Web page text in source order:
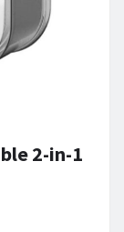
2-in-1